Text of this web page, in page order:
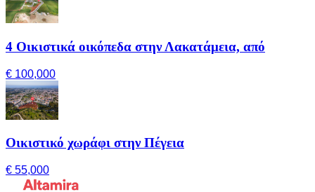
4 Οικιστικά οικόπεδα στην Λακατάμεια, από
€ 100,000
Οικιστικό χωράφι στην Πέγεια
€ 55,000